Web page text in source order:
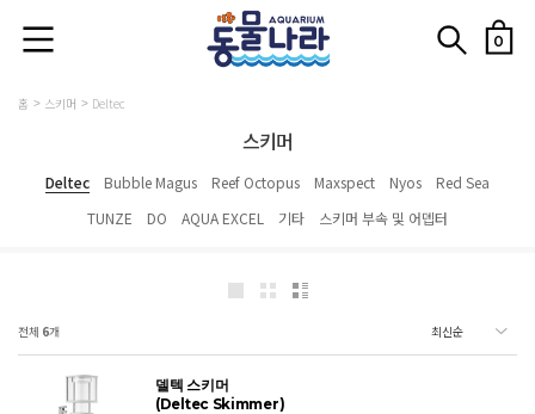
0
홈 스키머 Deltec
스키머
Deltec Bubble Magus Reef Octopus Maxspect Nyos
Red Sea
TUNZE
DO AQUA EXCEL 기타 스키머 부속 및 어뎁터
전체 6개
델텍 스키머
(Deltec Skimmer)